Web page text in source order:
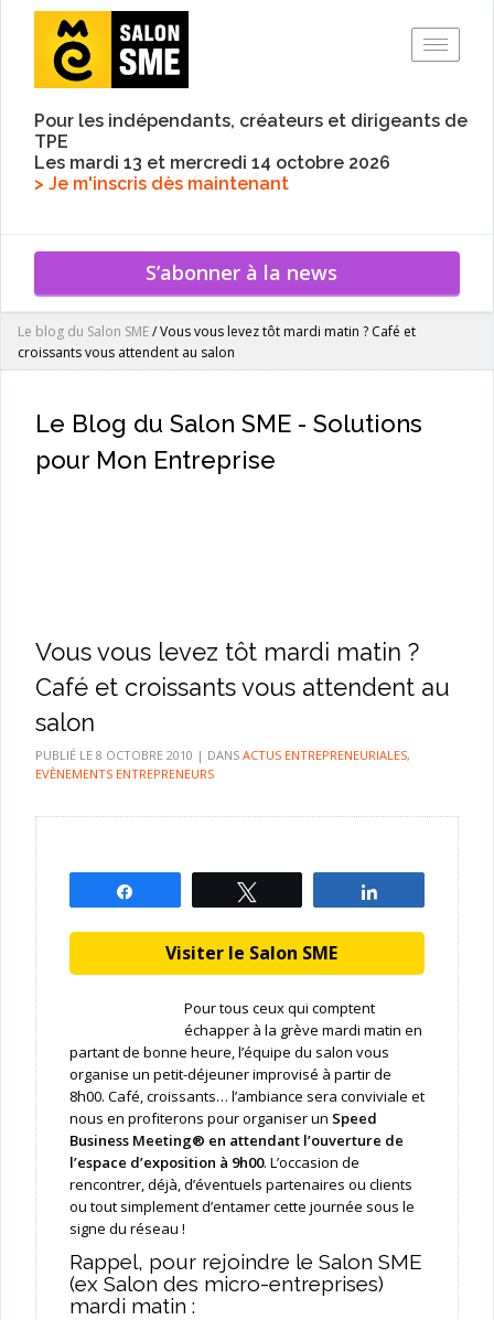
Pour les indépendants, créateurs et dirigeants de
TPE
Les mardi 13 et mercredi 14 octobre 2026
> Je m'inscris dès maintenant
S’abonner à la news
Le blog du Salon SME/Vous vous levez tôt mardi matin ? Café et
croissants vous attendent au salon
Le Blog du Salon SME - Solutions
pour Mon Entreprise
Vous vous levez tôt mardi matin ?
Café et croissants vous attendent au
salon
PUBLIÉ LE 8 OCTOBRE 2010 | DANS ACTUS ENTREPRENEURIALES,
EVÈNEMENTS ENTREPRENEURS
Visiter le Salon SME
Pour tous ceux qui comptent
échapper à la grève mardi matin en
partant de bonne heure, l’équipe du salon vous
organise un petit-déjeuner improvisé à partir de
8h00. Café, croissants… l’ambiance sera conviviale et
nous en profiterons pour organiser un Speed
Business Meeting® en attendant l’ouverture de
l’espace d’exposition à 9h00. L’occasion de
rencontrer, déjà, d’éventuels partenaires ou clients
ou tout simplement d’entamer cette journée sous le
signe du réseau !
Rappel, pour rejoindre le Salon SME
(ex Salon des micro-entreprises)
mardi matin :